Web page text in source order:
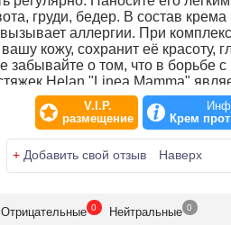
груди, бедер. В состав
аллергии. При
кожу, сохранит её красоту,
забывайте о том, что в борьбе
Helan "Linea Mamma"
о себе позволит вам никогда
V.I.P.
размещение
Крем
+ Добавить свой отзыв Наверх
Отрицательные 0 Нейтральные 0